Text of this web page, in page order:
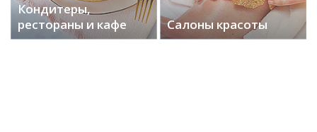
Кондитеры,
рестораны и кафе
Салоны красоты